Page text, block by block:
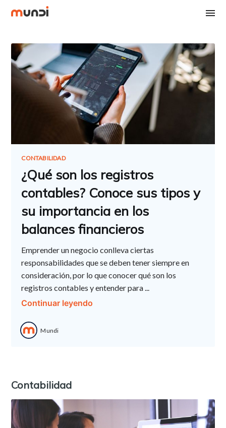
CONTABILIDAD
¿Qué son los registros
contables? Conoce sus tipos y
su importancia en los
balances financieros
Emprender un negocio conlleva ciertas
responsabilidades que se deben tener siempre en
consideración, por lo que conocer qué son los
registros contables y entender para ...
Continuar leyendo
Mundi
Contabilidad